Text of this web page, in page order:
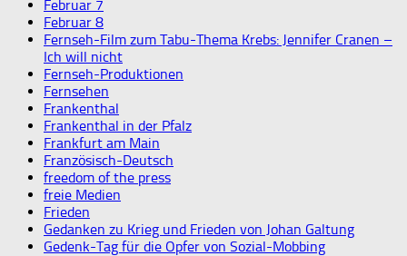
Februar 7
Februar 8
Fernseh-Film zum Tabu-Thema Krebs: Jennifer Cranen –
Ich will nicht
Fernseh-Produktionen
Fernsehen
Frankenthal
Frankenthal in der Pfalz
Frankfurt am Main
Französisch-Deutsch
freedom of the press
freie Medien
Frieden
Gedanken zu Krieg und Frieden von Johan Galtung
Gedenk-Tag für die Opfer von Sozial-Mobbing